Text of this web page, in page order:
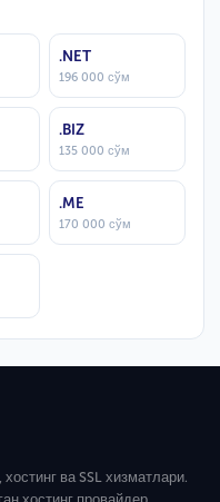
.NET
196 000 сўм
.BIZ
135 000 сўм
.ME
170 000 сўм
ва SSL хизматлари.
хостинг провайдер.